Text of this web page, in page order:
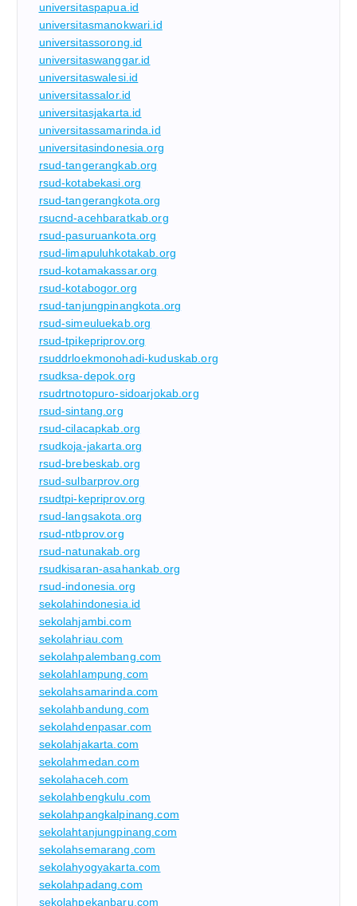
universitaspapua.id
universitasmanokwari.id
universitassorong.id
universitaswanggar.id
universitaswalesi.id
universitassalor.id
universitasjakarta.id
universitassamarinda.id
universitasindonesia.org
rsud-tangerangkab.org
rsud-kotabekasi.org
rsud-tangerangkota.org
rsucnd-acehbaratkab.org
rsud-pasuruankota.org
rsud-limapuluhkotakab.org
rsud-kotamakassar.org
rsud-kotabogor.org
rsud-tanjungpinangkota.org
rsud-simeuluekab.org
rsud-tpikepriprov.org
rsuddrloekmonohadi-kuduskab.org
rsudksa-depok.org
rsudrtnotopuro-sidoarjokab.org
rsud-sintang.org
rsud-cilacapkab.org
rsudkoja-jakarta.org
rsud-brebeskab.org
rsud-sulbarprov.org
rsudtpi-kepriprov.org
rsud-langsakota.org
rsud-ntbprov.org
rsud-natunakab.org
rsudkisaran-asahankab.org
rsud-indonesia.org
sekolahindonesia.id
sekolahjambi.com
sekolahriau.com
sekolahpalembang.com
sekolahlampung.com
sekolahsamarinda.com
sekolahbandung.com
sekolahdenpasar.com
sekolahjakarta.com
sekolahmedan.com
sekolahaceh.com
sekolahbengkulu.com
sekolahpangkalpinang.com
sekolahtanjungpinang.com
sekolahsemarang.com
sekolahyogyakarta.com
sekolahpadang.com
sekolahpekanbaru.com